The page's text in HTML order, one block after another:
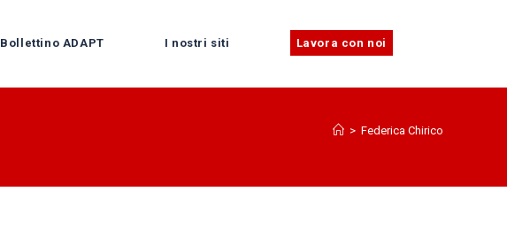
Bollettino ADAPT I nostri siti Lavora con noi
> Federica Chirico